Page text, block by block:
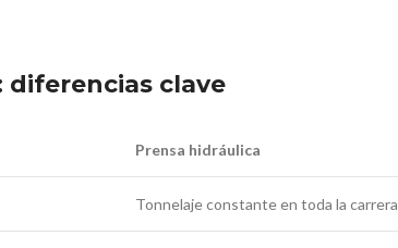
diferencias clave
Prensa hidráulica
Tonnelaje constante en toda la carrera